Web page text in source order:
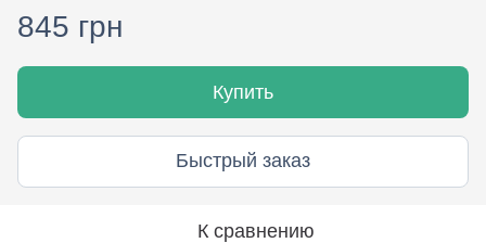
845 грн
Купить
Быстрый заказ
К сравнению